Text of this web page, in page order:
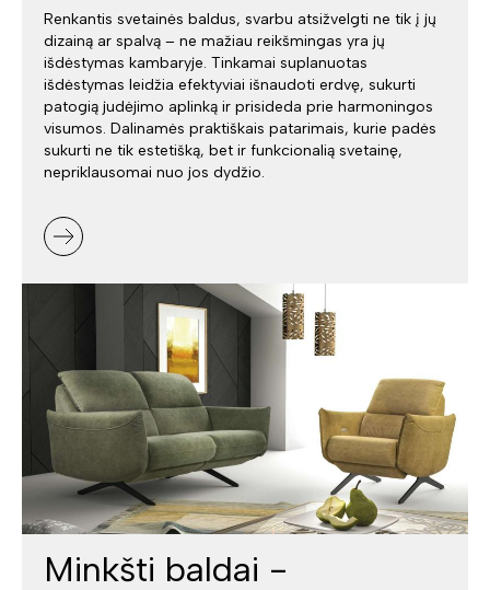
Renkantis svetainės baldus, svarbu atsižvelgti ne tik į jų
dizainą ar spalvą – ne mažiau reikšmingas yra jų
išdėstymas kambaryje. Tinkamai suplanuotas
išdėstymas leidžia efektyviai išnaudoti erdvę, sukurti
patogią judėjimo aplinką ir prisideda prie harmoningos
visumos. Dalinamės praktiškais patarimais, kurie padės
sukurti ne tik estetišką, bet ir funkcionalią svetainę,
nepriklausomai nuo jos dydžio.
Minkšti baldai -